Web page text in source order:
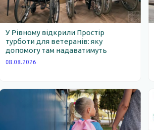
У Рівному відкрили Простір
турботи для ветеранів: яку
допомогу там надаватимуть
08.08.2026